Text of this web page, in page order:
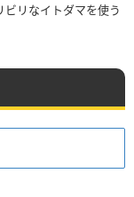
リなイトダマを使う